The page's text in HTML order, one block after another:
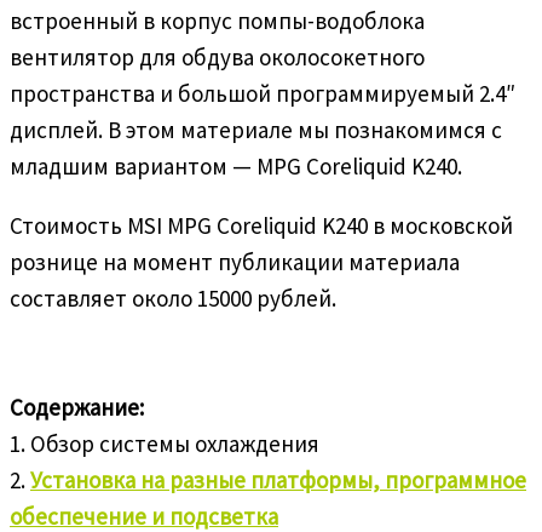
встроенный в корпус помпы-водоблока
вентилятор для обдува околосокетного
пространства и большой программируемый 2.4″
дисплей. В этом материале мы познакомимся с
младшим вариантом — MPG Coreliquid K240.
Стоимость MSI MPG Coreliquid K240 в московской
рознице на момент публикации материала
составляет около 15000 рублей.
Содержание:
1. Обзор системы охлаждения
2.Установка на разные платформы, программное
обеспечение и подсветка